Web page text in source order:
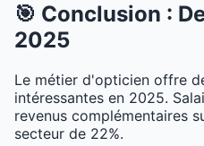
🎯 Conclusion :
2025
Le métier d'opticien offre
intéressantes en 2025.
revenus complémentaires
secteur de 22%.